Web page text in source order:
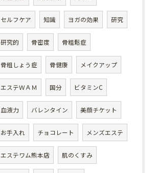
セルフケア 知識 ヨガの効果 研究
研究的 骨密度 骨粗鬆症
骨粗しょう症 骨健康 メイクアップ
エステＷＡＭ 国分 ビタミンC
血液力 バレンタイン 美顔チケット
お手入れ チョコレート メンズエステ
エステワム熊本店 肌のくすみ